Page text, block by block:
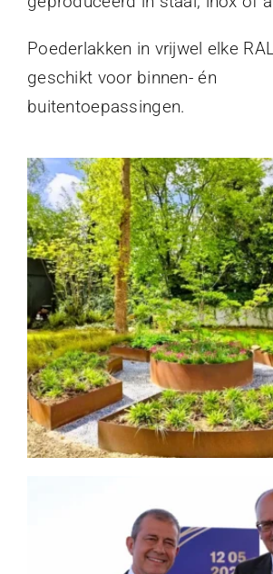
Poederlakken in vrijwel elke
geschikt voor binnen- én
buitentoepassingen.